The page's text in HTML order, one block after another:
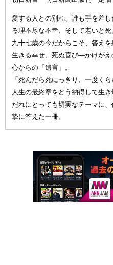
愛する人との別れ、誰も手を差
る理不尽な不幸、そして老いと死
九十七歳の今だからこそ、答えを
生きる幸せ、死ぬ喜び—かけが
心からの「遺言」。
「死んだら死にっきり、一度く
人生の最終章をどう納得して生き
だれにとっても切実なテーマに
摯に答えた一冊。